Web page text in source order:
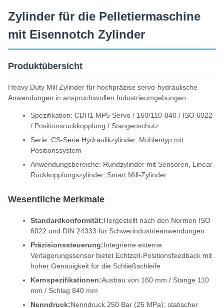
Zylinder für die Pelletiermaschine
mit Eisennotch Zylinder
Produktübersicht
Heavy Duty Mill Zylinder für hochpräzise servo-hydraulische
Anwendungen in anspruchsvollen Industrieumgebungen.
Spezifikation: CDH1 MP5 Servo / 160/110-840 / ISO 6022
/ Positionsrückkopplung / Stangenschutz
Serie: CS-Serie Hydraulikzylinder, Mühlentyp mit
Positionssystem
Anwendungsbereiche: Rundzylinder mit Sensoren, Linear-
Rückkopplungszylinder, Smart Mill-Zylinder
Wesentliche Merkmale
Standardkonformität:Hergestellt nach den Normen ISO
6022 und DIN 24333 für Schwerindustrieanwendungen
Präzisionssteuerung:Integrierte externe
Verlagerungssensor bietet Echtzeit-Positionsfeedback mit
hoher Genauigkeit für die Schließschleife
Kernspezifikationen:Ausbau von 160 mm / Stange 110
mm / Schlag 840 mm
Nenndruck:Nenndruck 250 Bar (25 MPa); statischer